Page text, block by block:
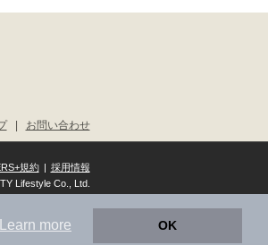
Learn more OK
お問い合わせ
|
採用情報
|
規約
Lifestyle Co., Ltd.